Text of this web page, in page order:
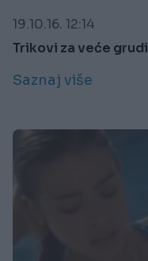
19.10.16. 12:14
Trikovi za veće grudi
Saznaj više